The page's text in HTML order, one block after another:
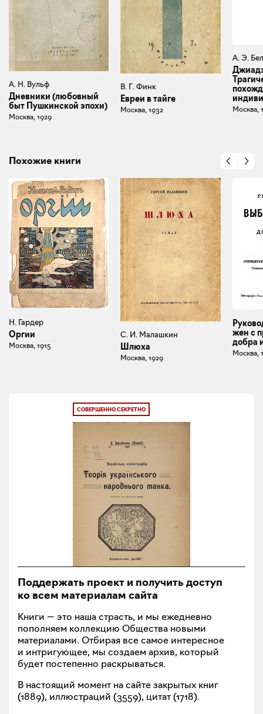
А. Н. Вульф
Дневники (любовный
быт Пушкинской эпохи)
Москва, 1929
В. Г. Финк
Евреи в тайге
Москва, 1932
А. Э.
Москва,
Похожие книги
Н. Гардер
Оргии
Москва, 1915
С. И. Малашкин
Шлюха
Москва, 1929
жен с
добра
Москва,
СОВЕРШЕННО СЕКРЕТНО
Поддержать проект и получить доступ
ко всем материалам сайта
Книги — это наша страсть, и мы ежедневно
пополняем коллекцию Общества новыми
материалами. Отбирая все самое интересное
и интригующее, мы создаем архив, который
будет постепенно раскрываться.
В настоящий момент на сайте закрытых книг
(1889), иллюстраций (3559), цитат (1718).